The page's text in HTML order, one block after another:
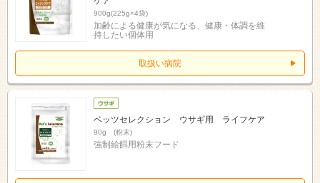
900g(225g×4袋)
加齢による健康が気になる、健康・体調を維
持したい個体用
取扱い病院
ベッツセレクション ウサギ用 ライフケア
90g (粉末)
強制給餌用粉末フード